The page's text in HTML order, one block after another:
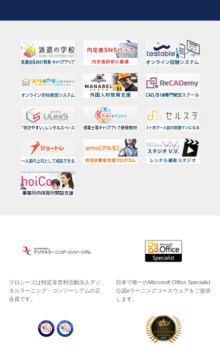
プロシーズは特定非営利活動法人デジ
タルラーニング・コンソーシアムの正
会員です。
日本で唯一のMicrosoft Office Specialist
公認eラーニングコースウェアをご提供
します。